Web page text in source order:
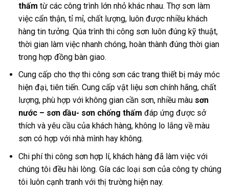
thấm từ các công trình lớn nhỏ khác nhau. Thợ sơn làm
việc cẩn thận, tỉ mỉ, chất lượng, luôn được nhiều khách
hàng tin tưởng. Qúa trình thi công sơn luôn đúng kỹ thuật,
thời gian làm việc nhanh chóng, hoàn thành đúng thời gian
trong hợp đồng bàn giao.
Cung cấp cho thợ thi công sơn các trang thiết bị máy móc
hiện đại, tiên tiến. Cung cấp vật liệu sơn chính hãng, chất
lượng, phù hợp với không gian cần sơn, nhiều màu sơn
nước – sơn dầu- sơn chống thấm đáp ứng được sở
thích và yêu cầu của khách hàng, không lo lắng về màu
sơn có hợp với nhà mình hay không.
Chi phí thi công sơn hợp lí, khách hàng đã làm việc với
chúng tôi đều hài lòng. Gía các loại sơn của công ty chúng
tôi luôn cạnh tranh với thị trường hiện nay.